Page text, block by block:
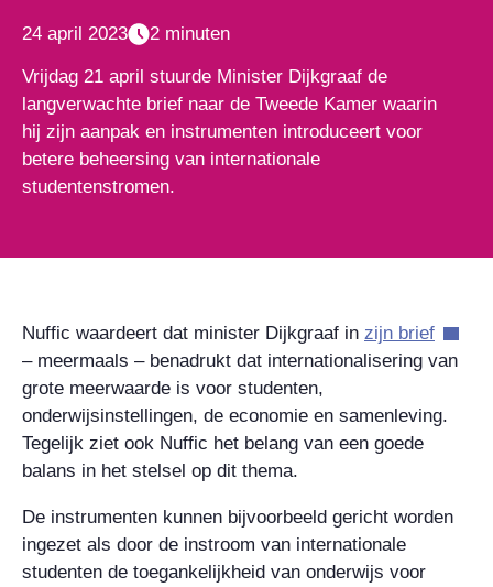
24 april 2023 2 minuten
Vrijdag 21 april stuurde Minister Dijkgraaf de
langverwachte brief naar de Tweede Kamer waarin
hij zijn aanpak en instrumenten introduceert voor
betere beheersing van internationale
studentenstromen.
Nuffic waardeert dat minister Dijkgraaf in zijn brief
– meermaals – benadrukt dat internationalisering van
grote meerwaarde is voor studenten,
onderwijsinstellingen, de economie en samenleving.
Tegelijk ziet ook Nuffic het belang van een goede
balans in het stelsel op dit thema.
De instrumenten kunnen bijvoorbeeld gericht worden
ingezet als door de instroom van internationale
studenten de toegankelijkheid van onderwijs voor